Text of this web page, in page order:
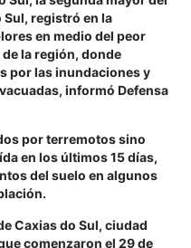
Sul, registró en la
en medio del peor
la región, donde
por las inundaciones y
informó Defensa
por terremotos sino
en los últimos 15 días,
del suelo en algunos
Caxias do Sul, ciudad
comenzaron el 29 de